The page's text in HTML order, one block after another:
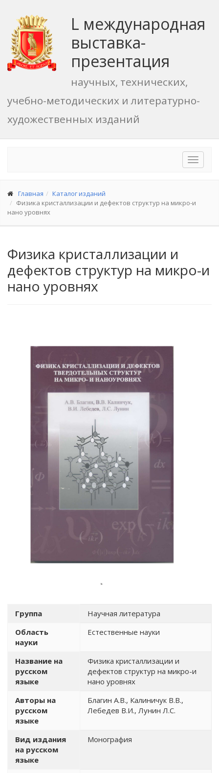
L международная
выставка-
презентация
научных, технических,
учебно-методических и литературно-
художественных изданий
Toggle
Главная
Каталог изданий
Физика кристаллизации и дефектов структур на микро-и
нано уровнях
Физика кристаллизации и
дефектов структур на микро-и
нано уровнях
Группа
Научная литература
Область
науки
Естественные науки
Название на
русском
языке
Физика кристаллизации и
дефектов структур на микро-и
нано уровнях
Авторы на
русском
языке
Благин А.В., Калиничук В.В.,
Лебедев В.И., Лунин Л.С.
Вид издания
на русском
языке
Монография